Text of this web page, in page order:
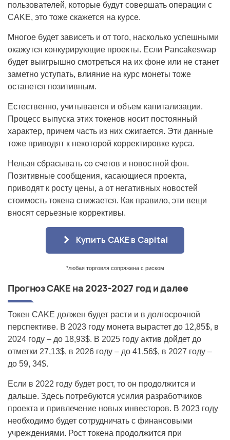
пользователей, которые будут совершать операции с
CAKE, это тоже скажется на курсе.
Многое будет зависеть и от того, насколько успешными
окажутся конкурирующие проекты. Если Pancakeswap
будет выигрышно смотреться на их фоне или не станет
заметно уступать, влияние на курс монеты тоже
останется позитивным.
Естественно, учитывается и объем капитализации.
Процесс выпуска этих токенов носит постоянный
характер, причем часть из них сжигается. Эти данные
тоже приводят к некоторой корректировке курса.
Нельзя сбрасывать со счетов и новостной фон.
Позитивные сообщения, касающиеся проекта,
приводят к росту цены, а от негативных новостей
стоимость токена снижается. Как правило, эти вещи
вносят серьезные коррективы.
Купить CAKE в Capital
*любая торговля сопряжена с риском
ПрогнозCAKE на 2023-2027 год и далее
Токен CAKE должен будет расти и в долгосрочной
перспективе. В 2023 году монета вырастет до 12,85$, в
2024 году – до 18,93$. В 2025 году актив дойдет до
отметки 27,13$, в 2026 году – до 41,56$, в 2027 году –
до 59, 34$.
Если в 2022 году будет рост, то он продолжится и
дальше. Здесь потребуются усилия разработчиков
проекта и привлечение новых инвесторов. В 2023 году
необходимо будет сотрудничать с финансовыми
учреждениями. Рост токена продолжится при